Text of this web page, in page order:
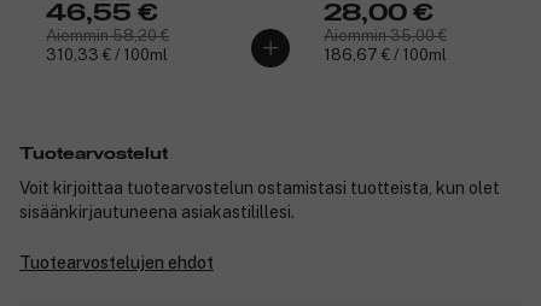
46,55 €
Aiemmin 58,20 €
310,33 € / 100ml
28,00 €
Aiemmin 35,00 €
186,67 € / 100ml
Tuotearvostelut
Voit kirjoittaa tuotearvostelun ostamistasi tuotteista, kun olet
sisäänkirjautuneena asiakastilillesi.
Tuotearvostelujen ehdot